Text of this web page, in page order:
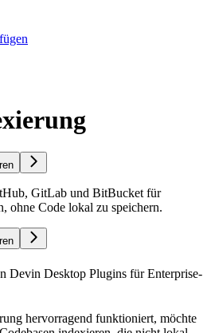
GitLab und BitBucket für
ohne Code lokal zu speichern.
Devin Desktop Plugins für Enterprise-
hervorragend funktioniert, möchte